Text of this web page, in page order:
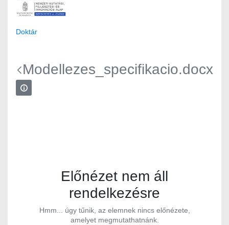
Doktár
Modellezes_specifikacio.docx
Előnézet nem áll
rendelkezésre
Hmm... úgy tűnik, az elemnek nincs előnézete,
amelyet megmutathatnánk.